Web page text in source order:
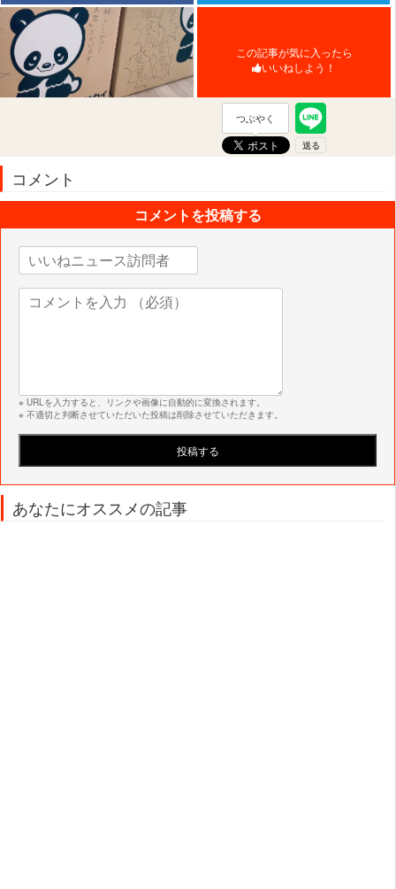
この記事が気に入ったら
いいねしよう！
つぶやく
コメント
コメントを投稿する
※ URLを入力すると、リンクや画像に自動的に変換されます。
※ 不適切と判断させていただいた投稿は削除させていただきます。
あなたにオススメの記事